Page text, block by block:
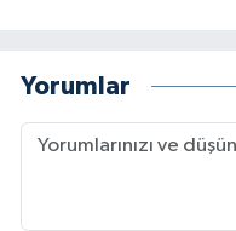
Yorumlar